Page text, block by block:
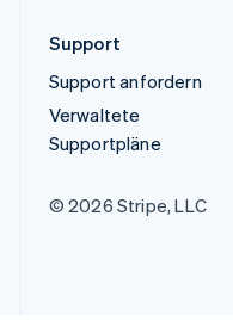
Support
Support anfordern
Verwaltete
Supportpläne
© 2026 Stripe, LLC